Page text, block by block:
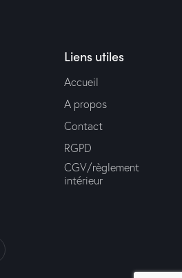
Liens utiles
Accueil
A propos
Contact
RGPD
CGV/règlement
intérieur